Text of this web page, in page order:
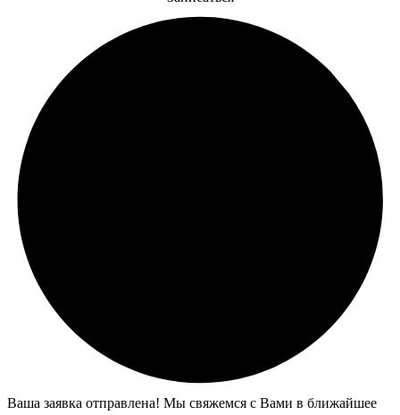
Ваша заявка отправлена! Мы свяжемся с Вами в ближайшее